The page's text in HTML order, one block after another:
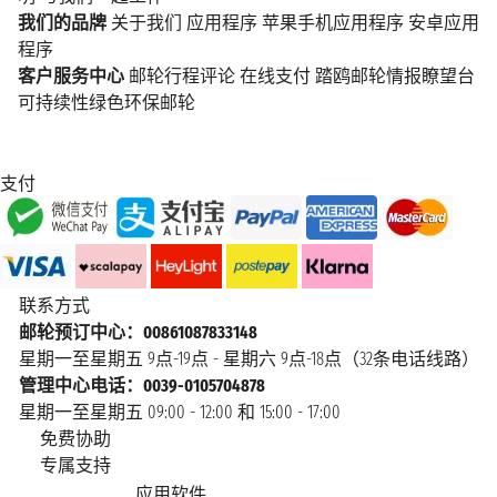
我们的品牌 关于我们 应用程序 苹果手机应用程序 安卓应用
程序
客户服务中心 邮轮行程评论 在线支付 踏鸥邮轮情报瞭望台
可持续性绿色环保邮轮
支付
联系方式
邮轮预订中心：00861087833148
星期一至星期五 9点-19点 - 星期六 9点-18点（32条电话线路）
管理中心电话：0039-0105704878
星期一至星期五 09:00 - 12:00 和 15:00 - 17:00
免费协助
专属支持